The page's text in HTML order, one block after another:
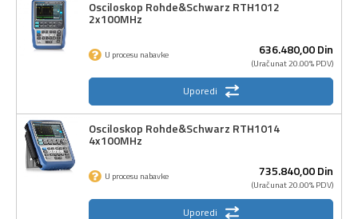
Osciloskop Rohde&Schwarz RTH1012
2x100MHz
636.480,00Din
(Uračunat 20.00% PDV)
U procesu nabavke
Uporedi
Osciloskop Rohde&Schwarz RTH1014
4x100MHz
735.840,00Din
(Uračunat 20.00% PDV)
U procesu nabavke
Uporedi